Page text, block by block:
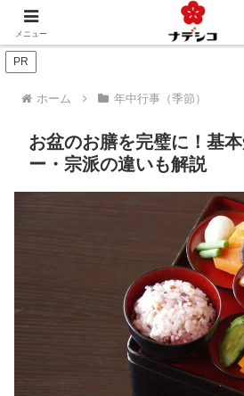
年中行事（季節） 年中行事（人生）
PR
ホーム 年中行事（季節）
お盆のお膳を完璧に！基
ー・宗派の違いも解説
メニュー